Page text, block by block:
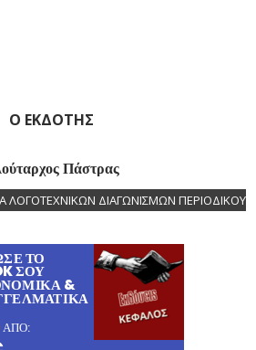
Ο ΕΚΔΟΤΗΣ
Πάστρας
ΛΟΓΟΤΕΧΝΙΚΩΝ ΔΙΑΓΩΝΙΣΜΩΝ ΠΕΡΙΟΔΙΚΟΥ